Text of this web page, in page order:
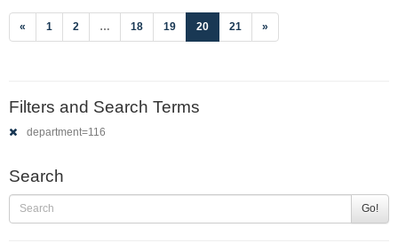
« 1 2 … 18 19 20(current)
21 »
Filters and Search Terms
department=116
Search
Go!